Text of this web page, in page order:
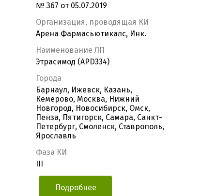
№ 367 от 05.07.2019
Организация, проводящая КИ
Арена Фармасьютикалс, Инк.
Наименование ЛП
Этрасимод (APD334)
Города
Барнаул, Ижевск, Казань,
Кемерово, Москва, Нижний
Новгород, Новосибирск, Омск,
Пенза, Пятигорск, Самара, Санкт-
Петербург, Смоленск, Ставрополь,
Ярославль
Фаза КИ
Подробнее